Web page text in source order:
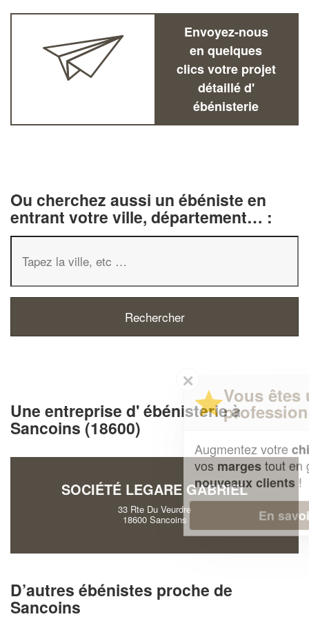
Envoyez-nous
en quelques
clics votre projet
détaillé d'
ébénisterie
Ou cherchez aussi un ébéniste en
entrant votre ville, département… :
Une entreprise d' ébénisterie à
Sancoins (18600)
SOCIÉTÉ LEGARE GABRIEL
33 Rte Du Veurdre
18600 Sancoins
D’autres ébénistes proche de
Sancoins
Vous êtes un
professionnel ?
chiffre d'affaireset
tout en gagnant de
nouveaux clients !
En savoir plus